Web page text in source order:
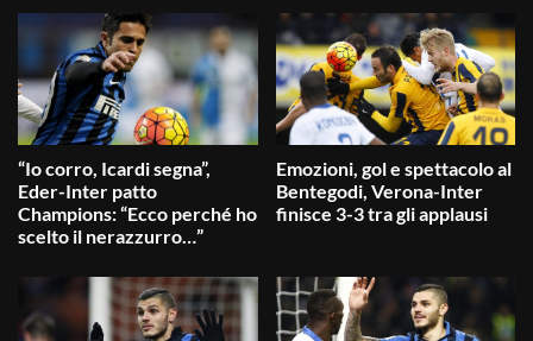
“Io corro, Icardi segna”,
Eder-Inter patto
Champions: “Ecco perché ho
scelto il nerazzurro…”
Emozioni, gol e spettacolo al
Bentegodi, Verona-Inter
finisce 3-3 tra gli applausi